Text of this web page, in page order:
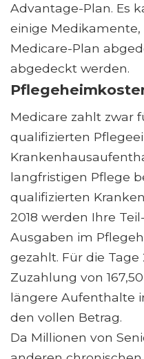
Advantage-Plan. Es
einige
Medicare-Plan
abgedeckt werden.
Medicare zahlt zwar
qualifizierten
langfristigen Pflege
qualifizierten
2018 werden Ihre
Ausgaben im
gezahlt. Für die Tage
Zuzahlung von
längere Aufenthalte
den vollen Betrag.
Da Millionen von